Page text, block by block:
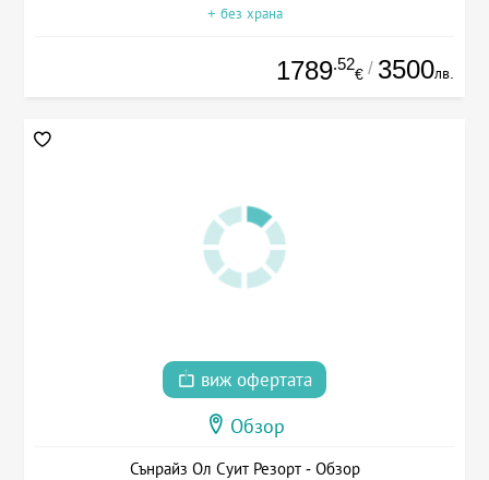
+ без храна
1789.52
€ / 3500лв.
виж офертата
Обзор
Сънрайз Ол Суит Резорт - Обзор